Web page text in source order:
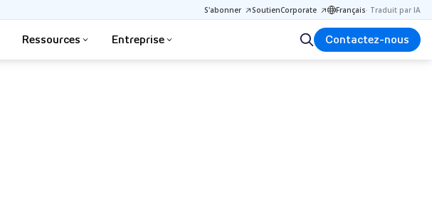
S'abonner SoutienCorporate Français· Traduit par IA
Ressources Entreprise Contactez-nous